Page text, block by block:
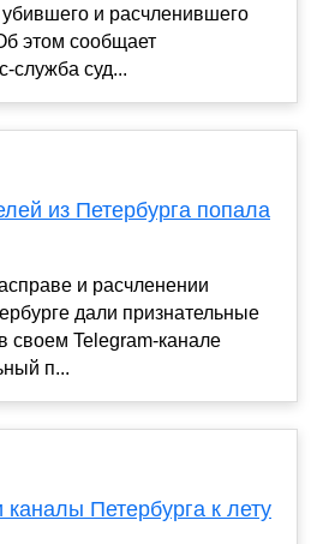
и расчленившего
этом сообщает
служба суд...
из Петербурга попала
и расчленении
дали признательные
своем Telegram-канале
п...
каналы Петербурга к лету